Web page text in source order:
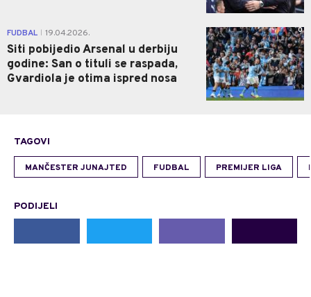
FUDBAL 19.04.2026.
Siti pobijedio Arsenal u derbiju
godine: San o tituli se raspada,
Gvardiola je otima ispred nosa
0
TAGOVI
MANČESTER JUNAJTED FUDBAL PREMIJER LIGA
PODIJELI